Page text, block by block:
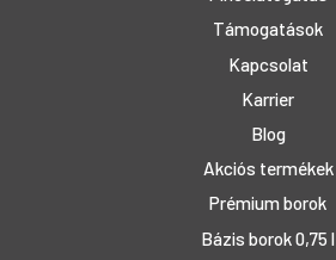
Támogatások
Kapcsolat
Karrier
Blog
Akciós termékek
Prémium borok
Bázis borok 0,75 l